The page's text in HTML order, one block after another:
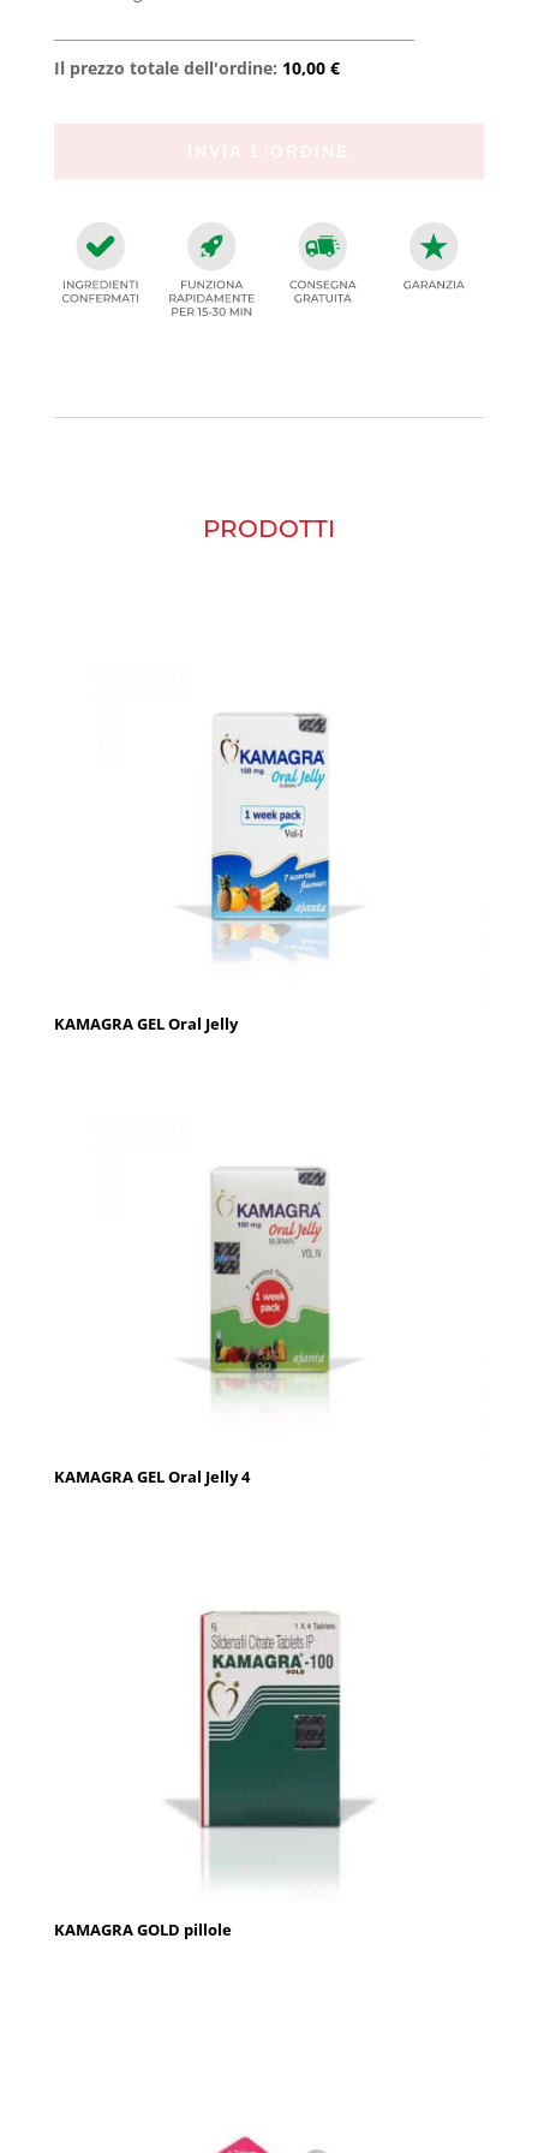
Il prezzo totale dell'ordine: 10,00 €
PRODOTTI
KAMAGRA GEL Oral Jelly
KAMAGRA GEL Oral Jelly 4
KAMAGRA GOLD pillole